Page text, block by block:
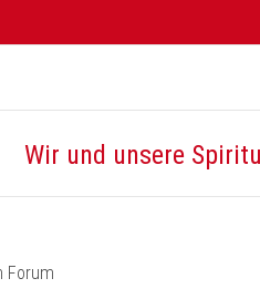
Wir und unsere
Forum